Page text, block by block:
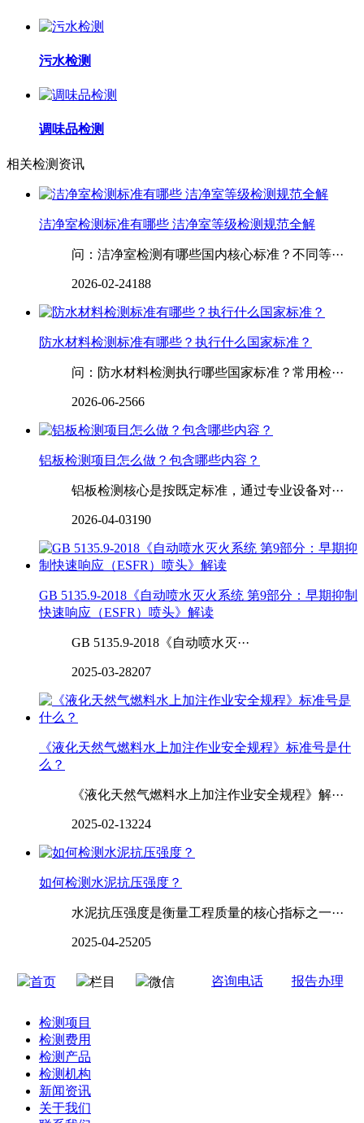
污水检测
调味品检测
相关检测资讯
洁净室检测标准有哪些 洁净室等级检测规范全解
问：洁净室检测有哪些国内核心标准？不同等···
2026-02-24188
防水材料检测标准有哪些？执行什么国家标准？
问：防水材料检测执行哪些国家标准？常用检···
2026-06-2566
‌‌铝板检测项目怎么做？包含哪些内容？
铝板检测核心是按既定标准，通过专业设备对···
2026-04-03190
GB 5135.9-2018《自动喷水灭火系统 第9部分：早期抑制
快速响应（ESFR）喷头》解读
GB 5135.9-2018《自动喷水灭···
2025-03-28207
《液化天然气燃料水上加注作业安全规程》标准号是什
么？
《液化天然气燃料水上加注作业安全规程》解···
2025-02-13224
如何检测水泥抗压强度？
水泥抗压强度是衡量工程质量的核心指标之一···
2025-04-25205
首页 栏目 微信 咨询电话 报告办理
检测项目
检测费用
检测产品
检测机构
新闻资讯
关于我们